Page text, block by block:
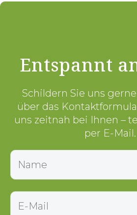
Entspannt
Schildern Sie uns
über das
uns zeitnah bei Ihnen –
per E-Mail.